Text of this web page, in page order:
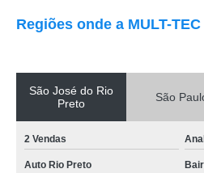
Regiões onde a MULT-
São José do Rio
Preto
São
2 Vendas
Auto Rio Preto